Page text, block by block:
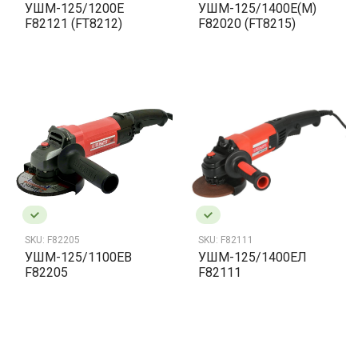
УШМ-125/1200Е
F82121 (FT8212)
УШМ-125/1400Е(M)
F82020 (FT8215)
SKU: F82205
УШМ-125/1100ЕВ
F82205
SKU: F82111
УШМ-125/1400ЕЛ
F82111